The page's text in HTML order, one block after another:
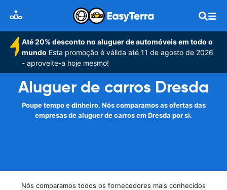
Até 20% desconto no aluguer de automóveis em todo o
mundo Esta promoção é válida até 11 de agosto de 2026
- aproveite-a hoje mesmo!
Aluguer de carros Dresda
Poupe tempo e dinheiro. Nós comparamos as ofertas das
empresas de aluguer de carros em Dresda por si.
Nós comparamos todos os fornecedores mais conhecidos